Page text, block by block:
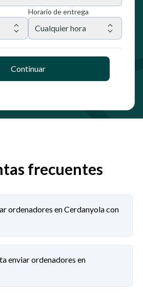
Horario de entrega
Cualquier hora
Continuar
frecuentes
ordenadores en Cerdanyola con
enviar ordenadores en